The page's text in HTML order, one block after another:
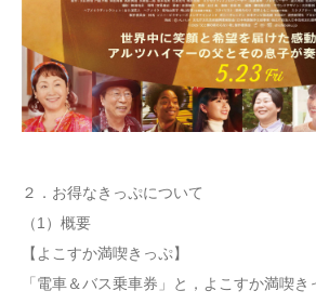
２．お得なきっぷについて
（1）概要
【よこすか満喫きっぷ】
「電車＆バス乗車券」と，よこすか満喫